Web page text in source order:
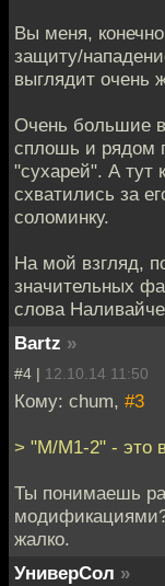
Вы меня,
защиту/
выглядит очень
Очень большие
сплошь и рядом
"сухарей". А тут
схватились за
соломинку.
На мой взгляд,
значительных
слова
Bartz »
#4 | 12.10.14 11:50
Кому: chum, #3
> "М/М1-2" - это
Ты понимаешь
жалко.
УниверСол »